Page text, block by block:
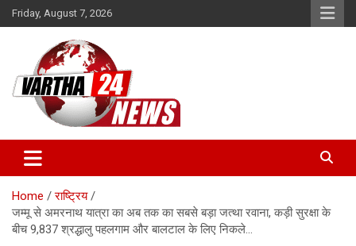
Skip
to
Friday, August 7, 2026
Vartha 24
Home
राष्ट्रिय
जम्मू से अमरनाथ यात्रा का अब तक का सबसे बड़ा जत्था रवाना, कड़ी सुरक्षा के
बीच 9,837 श्रद्धालु पहलगाम और बालटाल के लिए निकले…